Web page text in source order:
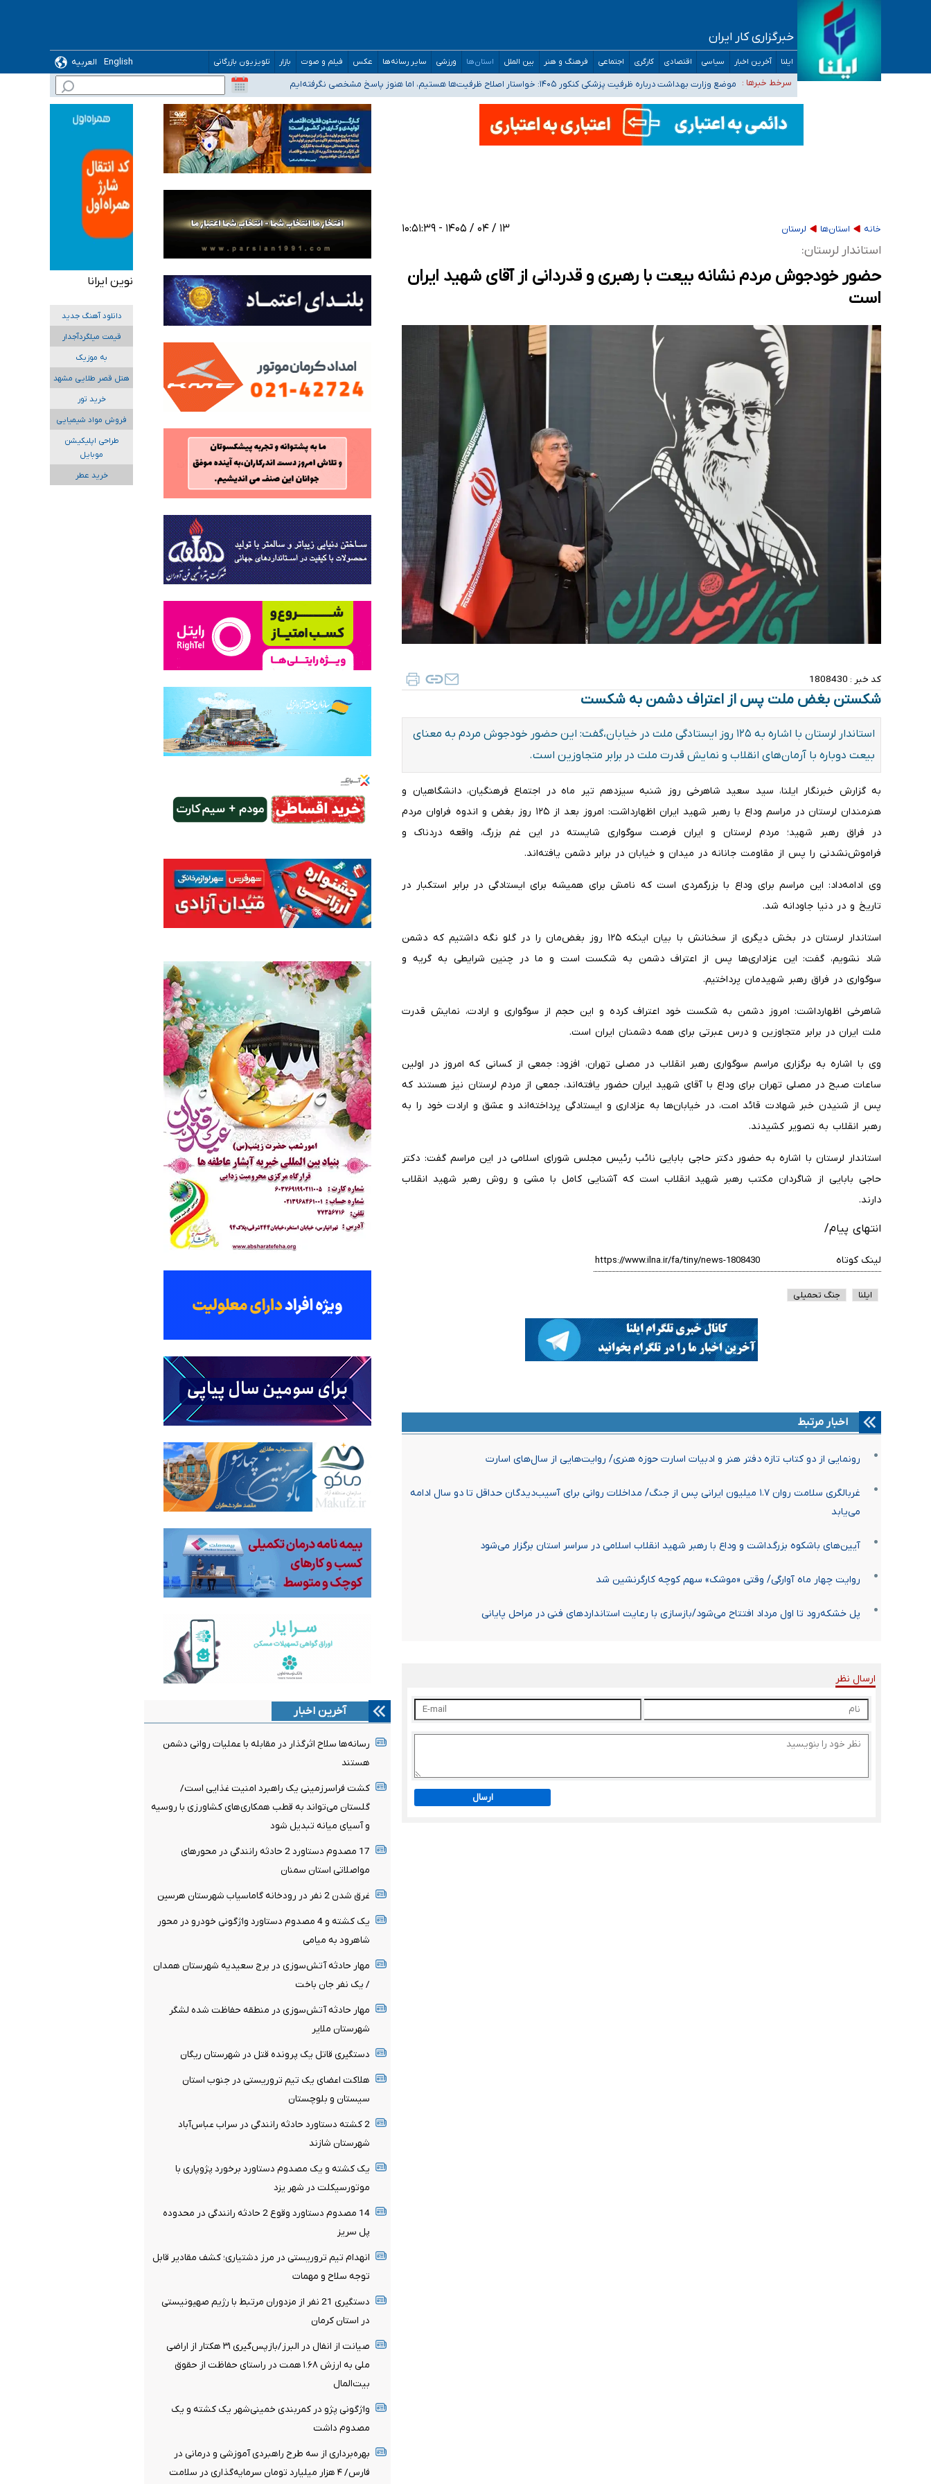
خبرگزاری کار ایران
ایلنا آخرین اخبار سیاسی اقتصادی کارگری اجتماعی فرهنگ و هنر بین الملل استان‌ها ورزشی سایر رسانه‌ها عکس فیلم و صوت بازار تلویزیون بازرگانی English
العربیه
سرخط خبرها :
۴۰ تا ۵۰ روز گرمای نسبی در پیش داریم/ دمای تهران به ۳۸ درجه می‌رسد
موضع وزارت بهداشت درباره ظرفیت پزشکی کنکور ۱۴۰۵: خواستار اصلاح ظرفیت‌ها هستیم، اما هنوز پاسخ مشخصی نگرفته‌ایم
تعویق آزمون ورودی دکترای تخصصی فرماندهی صحنه عملیات و دکترای تخصصی جغرافیای نظامی دافوس آجا
خبرنگاران راویان حقیقت با دغدغه نان، مسکن و بیمه
آخرین وضعیت شیوع عفونت‌های تنفسی در کشور/ خوزستان و کرمان بالاتر از آستانه هشدار
خانه استان‌ها لرستان ۱۳ / ۰۴ / ۱۴۰۵ - ۱۰:۵۱:۳۹
استاندار لرستان:
حضور خودجوش مردم نشانه بیعت با رهبری و قدردانی از آقای شهید ایران
است
کد خبر : 1808430
شکستن بغض ملت پس از اعتراف دشمن به شکست
استاندار لرستان با اشاره به ۱۲۵ روز ایستادگی ملت در خیابان،گفت: این حضور خودجوش مردم به معنای
بیعت دوباره با آرمان‌های انقلاب و نمایش قدرت ملت در برابر متجاوزین است.
به گزارش خبرنگار ایلنا، سید سعید شاهرخی روز شنبه سیزدهم تیر ماه در اجتماع فرهنگیان، دانشگاهیان و
هنرمندان لرستان در مراسم وداع با رهبر شهید ایران اظهارداشت: امروز بعد از ۱۲۵ روز بغض و اندوه فراوان مردم
در فراق رهبر شهید؛ مردم لرستان و ایران فرصت سوگواری شایسته در این غم بزرگ، واقعه دردناک و
فراموش‌نشدنی را پس از مقاومت جانانه در میدان و خیابان در برابر دشمن یافته‌اند.
وی ادامه‌داد: این مراسم برای وداع با بزرگمردی است که نامش برای همیشه برای ایستادگی در برابر استکبار در
تاریخ و در دنیا جاودانه شد.
استاندار لرستان در بخش دیگری از سخنانش با بیان اینکه ۱۲۵ روز بغض‌مان را در گلو نگه داشتیم که دشمن
شاد نشویم، گفت: این عزاداری‌ها پس از اعتراف دشمن به شکست است و ما در چنین شرایطی به گریه و
سوگواری در فراق رهبر شهیدمان پرداختیم.
شاهرخی اظهارداشت: امروز دشمن به شکست خود اعتراف کرده و این حجم از سوگواری و ارادت، نمایش قدرت
ملت ایران در برابر متجاوزین و درس عبرتی برای همه دشمنان ایران است.
وی با اشاره به برگزاری مراسم سوگواری رهبر انقلاب در مصلی تهران، افزود: جمعی از کسانی که امروز در اولین
ساعات صبح در مصلی تهران برای وداع با آقای شهید ایران حضور یافته‌اند، جمعی از مردم لرستان نیز هستند که
پس از شنیدن خبر شهادت قائد امت، در خیابان‌ها به عزاداری و ایستادگی پرداخته‌اند و عشق و ارادت خود را به
رهبر انقلاب به تصویر کشیدند.
استاندار لرستان با اشاره به حضور دکتر حاجی بابایی نائب رئیس مجلس شورای اسلامی در این مراسم گفت: دکتر
حاجی بابایی از شاگردان مکتب رهبر شهید انقلاب است که آشنایی کامل با مشی و روش رهبر شهید انقلاب
دارند.
انتهای پیام/
لینک کوتاه
ایلنا جنگ تحمیلی
اخبار مرتبط
رونمایی از دو کتاب تازه دفتر هنر و ادبیات اسارت حوزه هنری/ روایت‌هایی از سال‌های اسارت
غربالگری سلامت روان ۱.۷ میلیون ایرانی پس از جنگ/ مداخلات روانی برای آسیب‌دیدگان حداقل تا دو سال ادامه
می‌یابد
آیین‌های باشکوه بزرگداشت و وداع با رهبر شهید انقلاب اسلامی در سراسر استان برگزار می‌شود
روایت چهار ماه آوارگی/ وقتی «موشک» سهم کوچه کارگرنشین شد
پل خشکه‌رود تا اول مرداد افتتاح می‌شود/بازسازی با رعایت استانداردهای فنی در مراحل پایانی
ارسال نظر
ارسال
آخرین اخبار
رسانه‌ها سلاح اثرگذار در مقابله با عملیات روانی دشمن
هستند
کشت فراسرزمینی یک راهبرد امنیت غذایی است/
گلستان می‌تواند به قطب همکاری‌های کشاورزی با روسیه
و آسیای میانه تبدیل شود
17 مصدوم دستاورد 2 حادثه رانندگی در محورهای
مواصلاتی استان سمنان
غرق شدن 2 نفر در رودخانه گاماسیاب شهرستان هرسین
یک کشته و 4 مصدوم دستاورد واژگونی خودرو در محور
شاهرود به میامی
مهار حادثه آتش‌سوزی در برج سعیدیه شهرستان همدان
/ یک نفر جان باخت
مهار حادثه آتش‌سوزی در منطقه حفاظت شده لشگر
شهرستان ملایر
دستگیری قاتل یک پرونده قتل در شهرستان ریگان
هلاکت اعضای یک تیم تروریستی در جنوب استان
سیستان و بلوچستان
2 کشته دستاورد حادثه رانندگی در سراب عباس‌آباد
شهرستان شازند
یک کشته و یک مصدوم دستاورد برخورد پژوپاری با
موتورسیکلت در شهر یزد
14 مصدوم دستاورد وقوع 2 حادثه رانندگی در محدوده
پل سریز
انهدام تیم تروریستی در مرز دشتیاری؛ کشف مقادیر قابل
توجه سلاح و مهمات
دستگیری 21 نفر از مزدوران مرتبط با رژیم صهیونیستی
در استان کرمان
صیانت از انفال در البرز/بازپس‌گیری ۳۱ هکتار از اراضی
ملی به ارزش ۱.۶۸ همت در راستای حفاظت از حقوق
بیت‌المال
واژگونی پژو در کمربندی خمینی‌شهر یک کشته و یک
مصدوم داشت
بهره‌برداری از سه طرح راهبردی آموزشی و درمانی در
فارس/ ۴ هزار میلیارد تومان سرمایه‌گذاری در سلامت
نوین ایرانا
دانلود آهنگ جدید
قیمت میلگردآجدار
به موزیک
هتل قصر طلایی مشهد
خرید تور
فروش مواد شیمیایی
طراحی اپلیکیشن
موبایل
خرید عطر